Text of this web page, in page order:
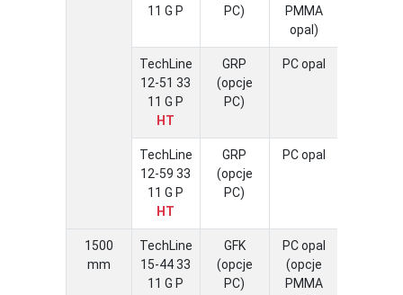
11 G P
PC)
PMMA
opal)
TechLine
12-51 33
11 G P
HT
GRP
(opcje
PC)
PC opal
TechLine
12-59 33
11 G P
HT
GRP
(opcje
PC)
PC opal
1500
mm
TechLine
15-44 33
11 G P
GFK
(opcje
PC)
PC opal
(opcje
PMMA